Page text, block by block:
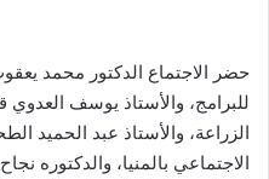
حضر الاجتماع الدكتور محمد
للبرامج، والأستاذ يوسف العدوي
الزراعة، والأستاذ عبد الحميد
الاجتماعي بالمنيا، والدكتوره